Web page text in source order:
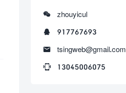
 zhouyicul
 917767693
 tsingweb@gmail.com
 13045006075